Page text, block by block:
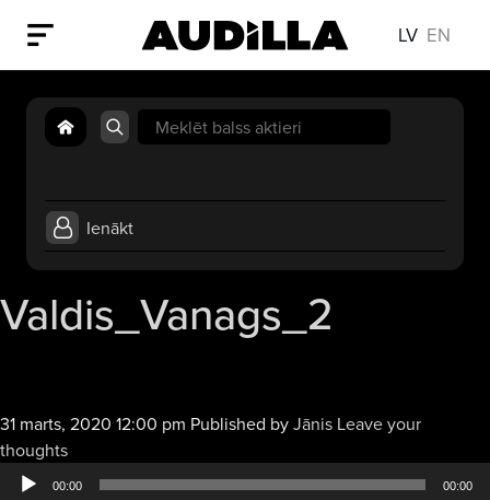
LV EN
Search
for:
Ienākt
Valdis_Vanags_2
31 marts, 2020 12:00 pm Published byJānis Leave your
thoughtsAudio
atskaņotājs
00:00 00:00